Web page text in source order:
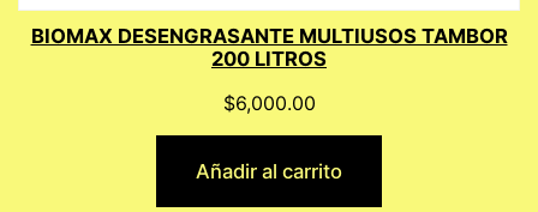
BIOMAX DESENGRASANTE MULTIUSOS TAMBOR
200 LITROS
$6,000.00
Añadir al carrito